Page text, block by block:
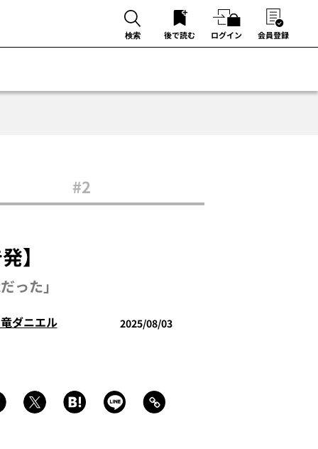
検索 後で読む ログイン 会員登録
#2
】
った」
ダニエル 2025/08/03